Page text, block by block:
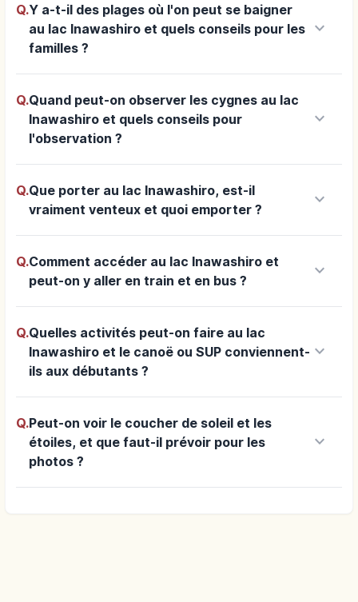
Q.Y a-t-il des plages où l'on peut se baigner
au lac Inawashiro et quels conseils pour les
familles ?
keyboard_arrow_down
Q.Quand peut-on observer les cygnes au lac
Inawashiro et quels conseils pour
l'observation ?
keyboard_arrow_down
Q.Que porter au lac Inawashiro, est-il
vraiment venteux et quoi emporter ?
keyboard_arrow_down
Q.Comment accéder au lac Inawashiro et
peut-on y aller en train et en bus ?
keyboard_arrow_down
Q.Quelles activités peut-on faire au lac
Inawashiro et le canoë ou SUP conviennent-
ils aux débutants ?
keyboard_arrow_down
Q.Peut-on voir le coucher de soleil et les
étoiles, et que faut-il prévoir pour les
photos ?
keyboard_arrow_down